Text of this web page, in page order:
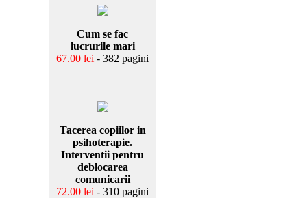
Cum se fac
lucrurile mari
67.00 lei - 382 pagini
Tacerea copiilor in
psihoterapie.
Interventii pentru
deblocarea
comunicarii
72.00 lei - 310 pagini